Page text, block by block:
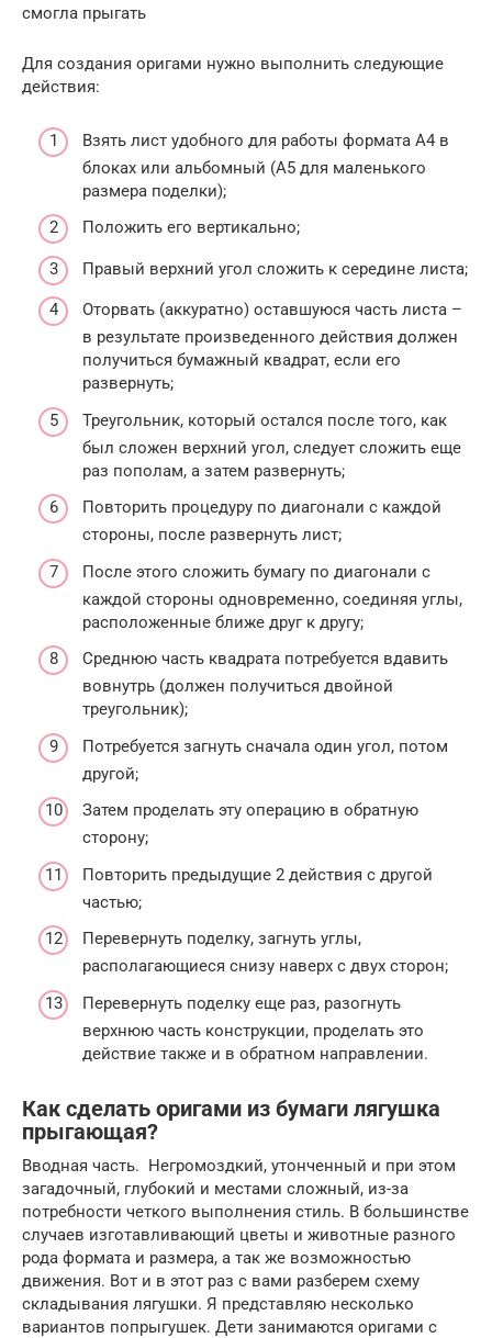
смогла прыгать
Для создания оригами нужно выполнить следующие
действия:
Взять лист удобного для работы формата А4 в
блоках или альбомный (А5 для маленького
размера поделки);
Положить его вертикально;
Правый верхний угол сложить к середине листа;
Оторвать (аккуратно) оставшуюся часть листа –
в результате произведенного действия должен
получиться бумажный квадрат, если его
развернуть;
Треугольник, который остался после того, как
был сложен верхний угол, следует сложить еще
раз пополам, а затем развернуть;
Повторить процедуру по диагонали с каждой
стороны, после развернуть лист;
После этого сложить бумагу по диагонали с
каждой стороны одновременно, соединяя углы,
расположенные ближе друг к другу;
Среднюю часть квадрата потребуется вдавить
вовнутрь (должен получиться двойной
треугольник);
Потребуется загнуть сначала один угол, потом
другой;
Затем проделать эту операцию в обратную
сторону;
Повторить предыдущие 2 действия с другой
частью;
Перевернуть поделку, загнуть углы,
располагающиеся снизу наверх с двух сторон;
Перевернуть поделку еще раз, разогнуть
верхнюю часть конструкции, проделать это
действие также и в обратном направлении.
Как сделать оригами из бумаги лягушка
прыгающая?
Вводная часть. Негромоздкий, утонченный и при этом
загадочный, глубокий и местами сложный, из-за
потребности четкого выполнения стиль. В большинстве
случаев изготавливающий цветы и животные разного
рода формата и размера, а так же возможностью
движения. Вот и в этот раз с вами разберем схему
складывания лягушки. Я представляю несколько
вариантов попрыгушек. Дети занимаются оригами с